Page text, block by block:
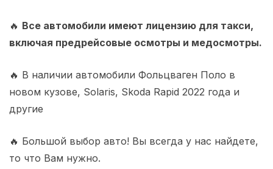
🔥 Все автомобили имеют лицензию для такси,
включая предрейсовые осмотры и медосмотры.
🔥 В наличии автомобили Фольцваген Поло в
новом кузове, Solaris, Skoda Rapid 2022 года и
другие
🔥 Большой выбор авто! Вы всегда у нас найдете,
то что Вам нужно.